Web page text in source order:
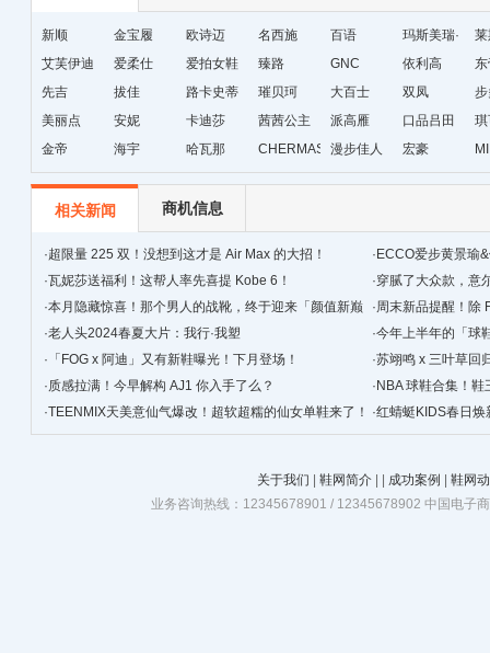
新顺 金宝履 欧诗迈 名西施 百语
玛斯美瑞·
琳
艾芙伊迪
爱柔仕 爱拍女鞋 臻路 GNC 依利高
先吉
拔佳
路卡史蒂
芙
璀贝珂 大百士 双凤
美丽点
安妮 卡迪莎 茜茜公主 派高雁 口品吕田
金帝
海宇 哈瓦那 CHERMAS&KAETH
漫步佳人 宏豪
相关新闻 商机信息
·超限量 225 双！没想到这才是 Air Max 的大招！ · ECCO爱步黄景瑜
·瓦妮莎送福利！这帮人率先喜提 Kobe 6！ ·穿腻了大众款，‍‍意
·本月隐藏惊喜！那个男人的战靴，终于迎来「颜值新巅
峰」！
·周末新品提醒！除
·老人头2024春夏大片：我行·我塑 ·今年上半年的「球
简单！
· 「FOG x 阿迪」又有新鞋曝光！下月登场！ ·苏翊鸣 x 三叶草回
·质感拉满！今早解构 AJ1 你入手了么？ · NBA 球鞋合集！
·TEENMIX天美意仙气爆改！超软超糯的仙女单鞋来了！ ·红蜻蜓KIDS春日焕
关于我们 鞋网简介 成功案例
鞋网
业务咨询热线：12345678901 / 12345678902 中国电子